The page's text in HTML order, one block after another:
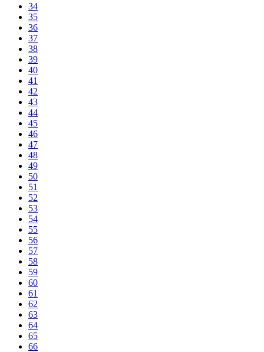
34
35
36
37
38
39
40
41
42
43
44
45
46
47
48
49
50
51
52
53
54
55
56
57
58
59
60
61
62
63
64
65
66